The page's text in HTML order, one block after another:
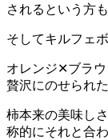
されるという方
そしてキルフェ
オレンジ✕ブラ
贅沢にのせられた
柿本来の美味し
称的にそれと合